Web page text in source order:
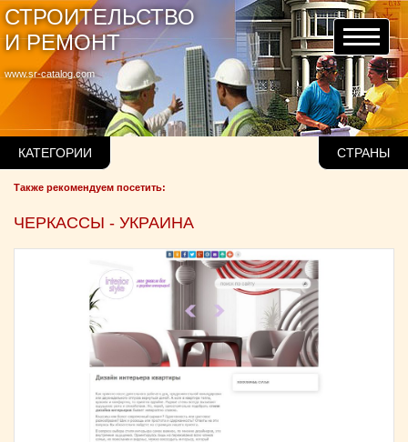
www.sr-catalog.com
СТРОИТЕЛЬСТВО
И РЕМОНТ
КАТЕГОРИИ СТРАНЫ
Также рекомендуем посетить:
ЧЕРКАССЫ - УКРАИНА